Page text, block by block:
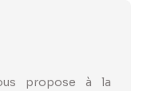
propose à la